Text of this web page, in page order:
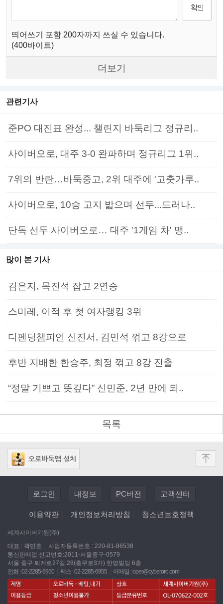
띄어쓰기 포함 200자까지 쓰실 수 있습니다.
(400바이트)
더보기
관련기사
준PO 대진표 완성... 챌린지 바둑리그 정규리..
사이버오로, 대주 3-0 완파하며 정규리그 1위..
7위의 반란…바둑중고, 2위 대주에 '고춧가루..
사이버오로, 10승 고지 밟으며 선두...드러나..
단독 선두 사이버오로… 대주 '1게임 차' 맹..
많이 본 기사
김은지, 목진석 잡고 2연승
스미레, 이적 후 첫 여자랭킹 3위
디펜딩챔피언 신진서, 김민석 꺾고 8강으로
후반 지배한 한승주, 최정 꺾고 8강 진출
“정말 기쁘고 뜻깊다” 신민준, 2년 만에 되..
목록
로그인 내정보 PC버전 고객센터
이용약관 개인정보처리방침 청소년보호정책
세계사이버기원(주)
대표 : 곽민호
사업자등록번호 : 220-81-86538
통신판매업 신고번호:2011-서울중구-0579
서울 중구 퇴계로27길 28(충무로3가) 한영빌딩 6층
전화 : 02-2285-6950
팩스 : 02-2285-6955 이메일 :oper@cyberoro.com